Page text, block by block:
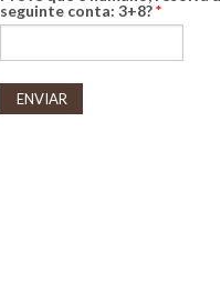
seguinte conta: 3+8?*